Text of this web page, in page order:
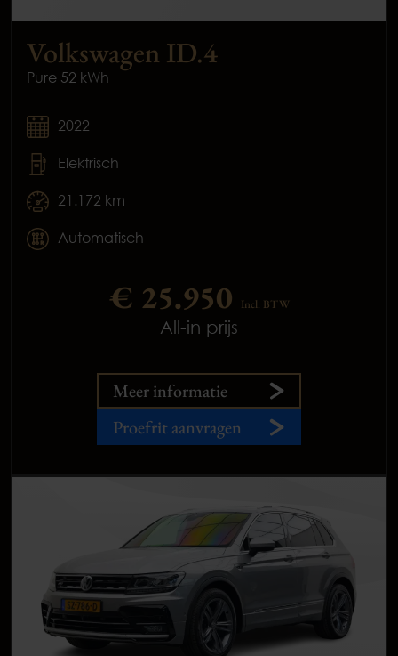
Volkswagen ID.4
Pure 52 kWh
2022
Elektrisch
21.172 km
Automatisch
€ 25.950 Incl. BTW
All-in prijs
Meer informatie
Proefrit aanvragen